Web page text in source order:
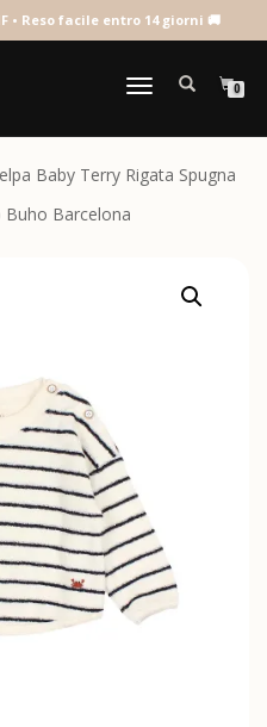
NAVIGAZIONE
0
Baby Terry Rigata Spugna
Barcelona